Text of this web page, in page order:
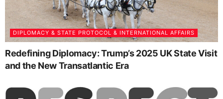
DIPLOMACY & STATE PROTOCOL & INTERNATIONAL AFFAIRS
Redefining Diplomacy: Trump’s 2025 UK State Visit
and the New Transatlantic Era